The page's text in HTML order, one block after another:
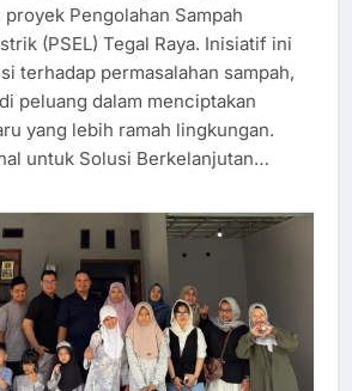
Pengolahan Sampah
(PSEL) Tegal Raya. Inisiatif ini
terhadap permasalahan sampah,
peluang dalam menciptakan
yang lebih ramah lingkungan.
untuk Solusi Berkelanjutan…